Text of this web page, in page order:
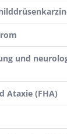
und
Ataxie (FHA)